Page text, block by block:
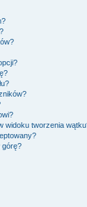
widoku tworzenia
górę?